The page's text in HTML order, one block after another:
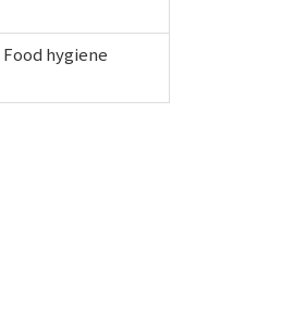
hygiene